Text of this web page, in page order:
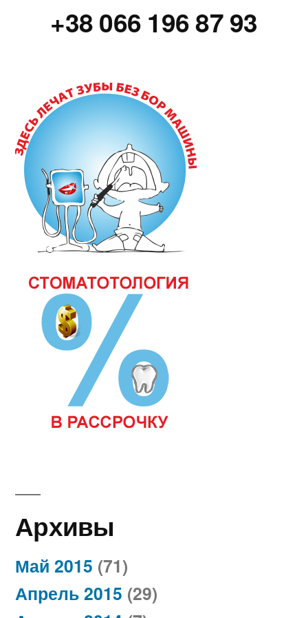
+38 066 196 87 93
Архивы
Май 2015 (71)
Апрель 2015 (29)